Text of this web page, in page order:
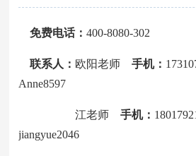
免费电话：400-8080-302
联系人： 欧阳老师手机：
Anne8597
江老师手机：
jiangyue2046